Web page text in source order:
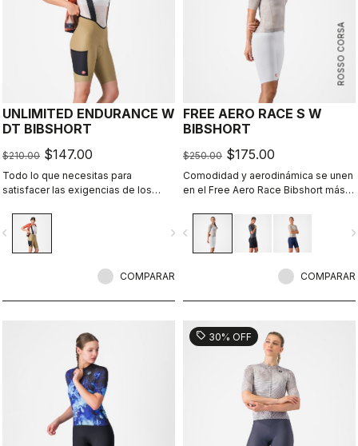
UNLIMITED ENDURANCE W
DT BIBSHORT
$210.00 $147.00
Todo lo que necesitas para
satisfacer las exigencias de los
Confort inigualable y máxima
capacidad de almacenamiento.
navigate_next
COMPARAR
ROSSO CORSA
FREE AERO RACE S W
BIBSHORT
$250.00 $175.00
Comodidad y aerodinámica se unen
en el Free Aero Race Bibshort más
navigate_before
COMPARAR
sell 30% OFF